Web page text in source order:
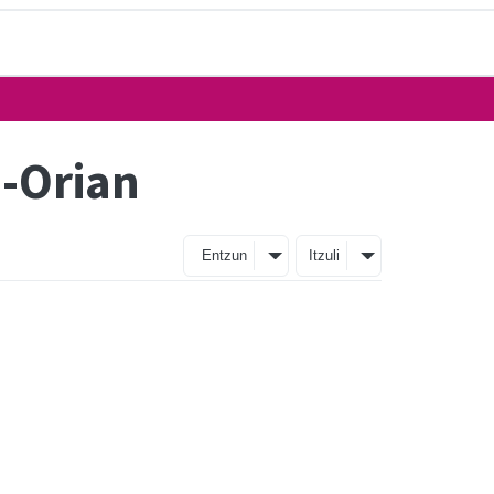
Orian
Entzun Itzuli